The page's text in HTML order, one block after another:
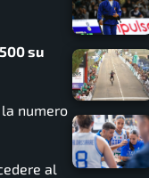
su
numero
al